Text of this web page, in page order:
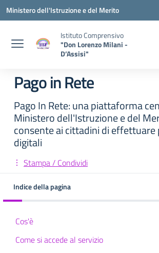
Vai ai contenuti
Vai al menu di navigazione
Vai al footer
Ministero dell'Istruzione e del Merito
Istituto Comprensivo
"Don Lorenzo Milani -
D’Assisi"
Pago in Rete
Pago In Rete: una piattaforma
Ministero dell'Istruzione e del
consente ai cittadini di effettuare
digitali
Stampa / Condividi
Indice della pagina
Cos'è
Come si accede al servizio